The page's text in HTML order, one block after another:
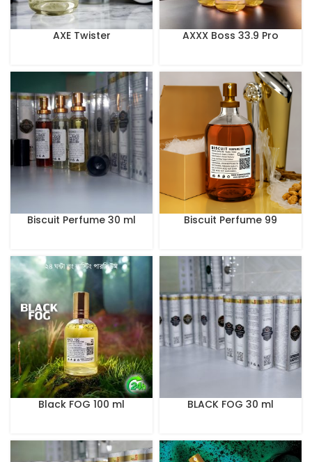
AXE Twister
AXXX Boss 33.9 Pro
Biscuit Perfume 30 ml Biscuit Perfume 99
Black FOG 100 ml BLACK FOG 30 ml